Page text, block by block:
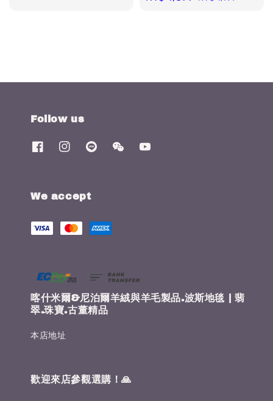
Follow us
We accept
喀什米爾&尼泊爾羊絨與羊毛製品.波斯地毯 | 翡
翠.珠寶.古董精品
本店地址
歡迎來店參觀選購！🙏